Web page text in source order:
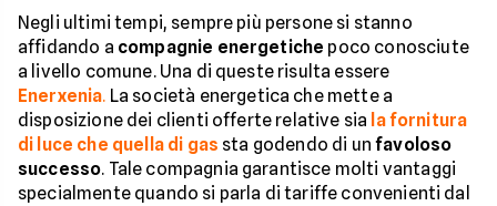
Negli ultimi tempi, sempre più persone si stanno
affidando a compagnie energetiche poco conosciute
a livello comune. Una di queste risulta essere
Enerxenia. La società energetica che mette a
disposizione dei clienti offerte relative sia la fornitura
di luce che quella di gas sta godendo di unfavoloso
successo. Tale compagnia garantisce molti vantaggi
specialmente quando si parla di tariffe convenienti dal